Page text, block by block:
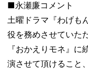
■永瀬廉コメント
土曜ドラマ『わげも
役を務めさせていた
『おかえりモネ』
演させて頂けること